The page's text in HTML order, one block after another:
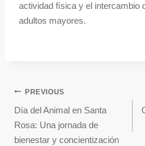
actividad física y el intercambio
adultos mayores.
PREVIOUS
Día del Animal en Santa
Rosa: Una jornada de
bienestar y concientización